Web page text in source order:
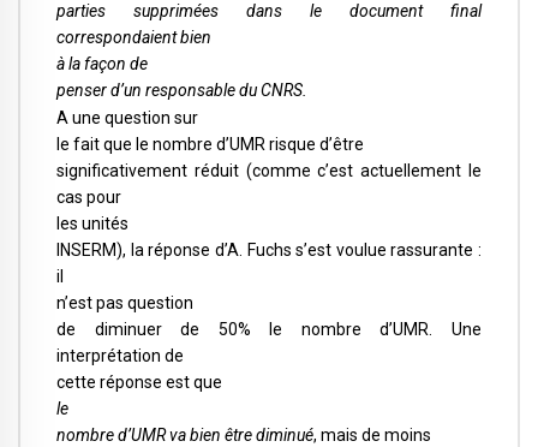
parties supprimées dans le document final
correspondaient bien
à la façon de
penser d’un responsable du CNRS.
A une question sur
le fait que le nombre d’UMR risque d’être
significativement réduit (comme c’est actuellement le
cas pour
les unités
INSERM), la réponse d’A. Fuchs s’est voulue rassurante :
il
n’est pas question
de diminuer de 50% le nombre d’UMR. Une
interprétation de
cette réponse est que
le
nombre d’UMR va bien être diminué, mais de moins